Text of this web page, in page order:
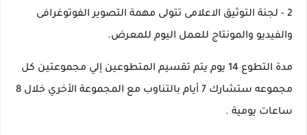
2 - لجنة التوثيق الاعلامى تتولى مهمة التصوير الفوتوغرافى
والفيديو والمونتاج للعمل اليوم للمعرض.
مدة التطوع 14 يوم يتم تقسيم المتطوعين إلي مجموعتين كل
مجموعه ستشارك 7 أيام بالتناوب مع المجموعة الأخري خلال 8
ساعات يومية .